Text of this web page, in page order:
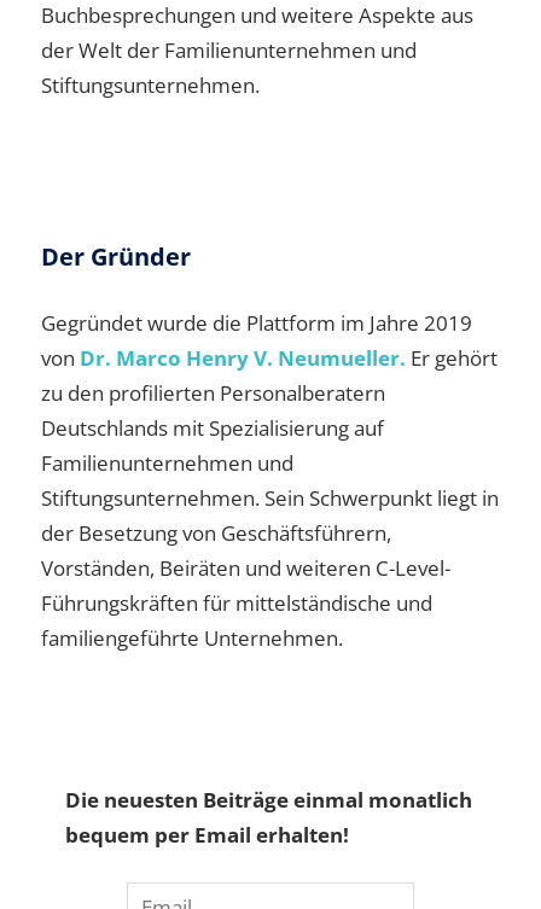
Buchbesprechungen und weitere Aspekte aus
der Welt der Familienunternehmen und
Stiftungsunternehmen.
Der Gründer
Gegründet wurde die Plattform im Jahre 2019
von Dr. Marco Henry V. Neumueller. Er gehört
zu den profilierten Personalberatern
Deutschlands mit Spezialisierung auf
Familienunternehmen und
Stiftungsunternehmen. Sein Schwerpunkt liegt in
der Besetzung von Geschäftsführern,
Vorständen, Beiräten und weiteren C-Level-
Führungskräften für mittelständische und
familiengeführte Unternehmen.
Die neuesten Beiträge einmal monatlich
bequem per Email erhalten!